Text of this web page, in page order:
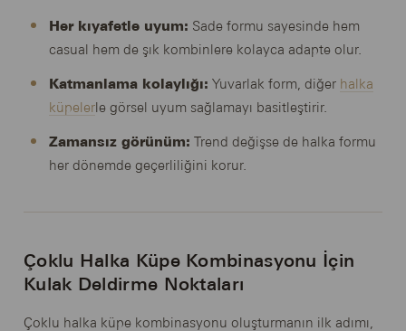
Her kıyafetle uyum: Sade formu sayesinde hem
casual hem de şık kombinlere kolayca adapte olur.
Katmanlama kolaylığı: Yuvarlak form, diğer halka
küpelerle görsel uyum sağlamayı basitleştirir.
Zamansız görünüm: Trend değişse de halka formu
her dönemde geçerliliğini korur.
Çoklu Halka Küpe Kombinasyonu İçin
Kulak Deldirme Noktaları
Çoklu halka küpe kombinasyonu oluşturmanın ilk adımı,